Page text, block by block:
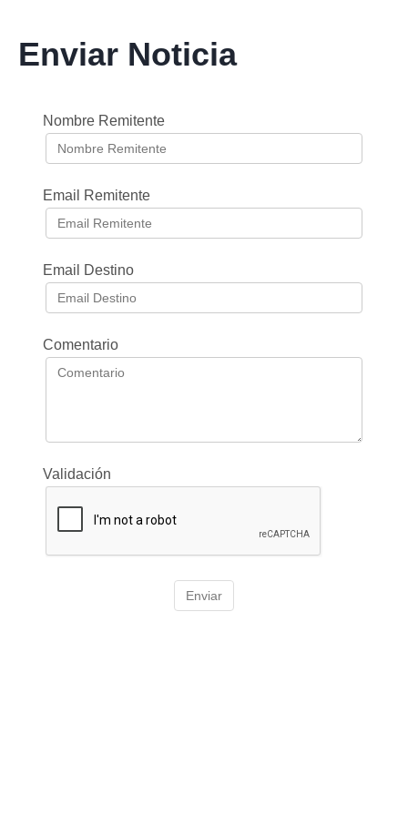
Enviar Noticia
Nombre Remitente
Email Remitente
Email Destino
Comentario
Validación